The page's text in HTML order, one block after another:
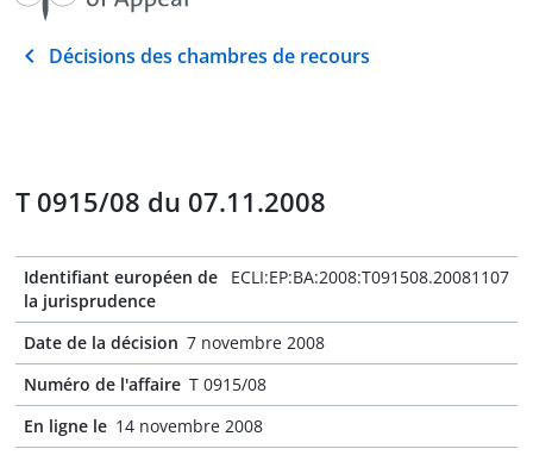
Décisions des chambres de recours
T 0915/08 du 07.11.2008
Identifiant européen de
la jurisprudence
ECLI:EP:BA:2008:T091508.20081107
Date de la décision 7 novembre 2008
Numéro de l'affaire T 0915/08
En ligne le 14 novembre 2008